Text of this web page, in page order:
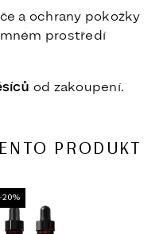
a ochrany pokožky
prostředí
od zakoupení.
PRODUKT
-20%